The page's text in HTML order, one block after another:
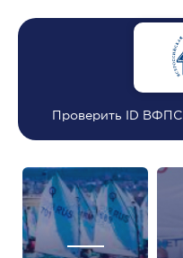
Проверить ID ВФПС